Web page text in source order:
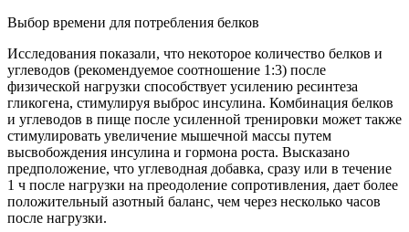
Выбор времени для потребления белков
Исследования показали, что некоторое количество белков и
углеводов (рекомендуемое соотношение 1:3) после
физической нагрузки способствует усилению ресинтеза
гликогена, стимулируя выброс инсулина. Комбинация белков
и углеводов в пище после усиленной тренировки может также
стимулировать увеличение мышечной массы путем
высвобождения инсулина и гормона роста. Высказано
предположение, что углеводная добавка, сразу или в течение
1 ч после нагрузки на преодоление сопротивления, дает более
положительный азотный баланс, чем через несколько часов
после нагрузки.